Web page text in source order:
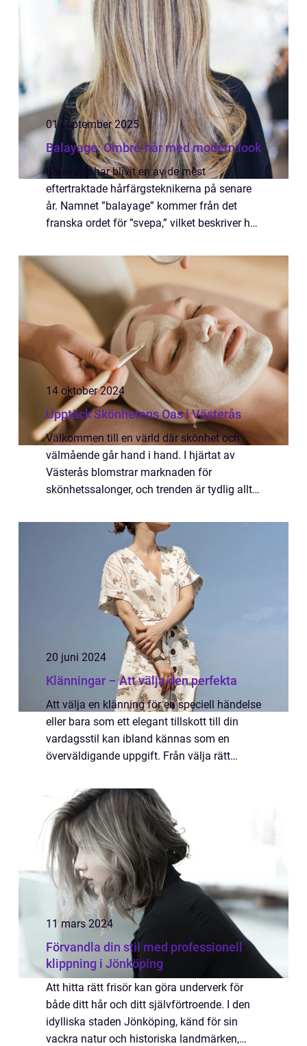
01 september 2025
Balayage: Ombré-hår med modern look
Balayage har blivit en av de mest
eftertraktade hårfärgsteknikerna på senare
år. Namnet ”balayage” kommer från det
franska ordet för ”svepa,” vilket beskriver hur
14 oktober 2024
Upptäck Skönhetens Oas i Västerås
Välkommen till en värld där skönhet och
välmående går hand i hand. I hjärtat av
Västerås blomstrar marknaden för
skönhetssalonger, och trenden är tydlig allt
20 juni 2024
Klänningar – Att välja den perfekta
Att välja en klänning för en speciell händelse
eller bara som ett elegant tillskott till din
vardagsstil kan ibland kännas som en
överväldigande uppgift. Från välja rätt
11 mars 2024
Förvandla din stil med professionell
klippning i Jönköping
Att hitta rätt frisör kan göra underverk för
både ditt hår och ditt självförtroende. I den
idylliska staden Jönköping, känd för sin
vackra natur och historiska landmärken,